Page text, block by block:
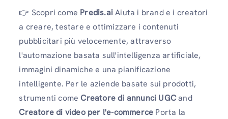
👉 Scopri come Predis.aiAiuta i brand e i creatori
a creare, testare e ottimizzare i contenuti
pubblicitari più velocemente, attraverso
l'automazione basata sull'intelligenza artificiale,
immagini dinamiche e una pianificazione
intelligente. Per le aziende basate sui prodotti,
strumenti comeCreatore di annunci UGCand
Creatore di video per l'e-commerce Porta la